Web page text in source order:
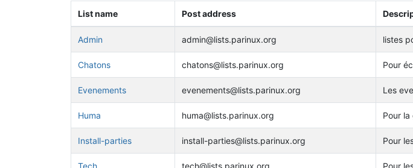
List name Post address
Admin admin@lists.parinux.org listes
Chatons chatons@lists.parinux.org Pour
Evenements evenements@lists.parinux.org Les
Huma huma@lists.parinux.org Pour
Install-parties install-parties@lists.parinux.org Pour